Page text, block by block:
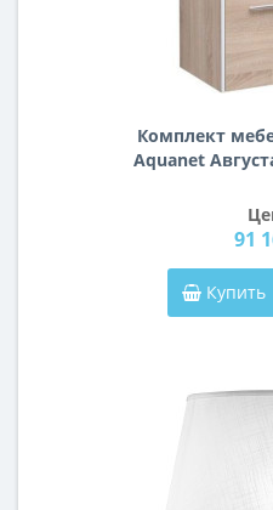
Комплект
Aquanet
91
Купить